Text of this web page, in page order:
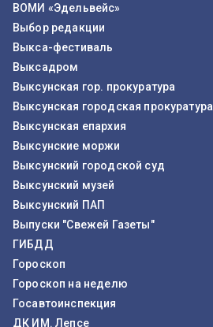
ВОМИ «Эдельвейс»
Выбор редакции
Выкса-фестиваль
Выксадром
Выксунская гор. прокуратура
Выксунская городская прокуратура
Выксунская епархия
Выксунские моржи
Выксунский городской суд
Выксунский музей
Выксунский ПАП
Выпуски "Свежей Газеты"
ГИБДД
Гороскоп
Гороскоп на неделю
Госавтоинспекция
ДК ИМ. Лепсе